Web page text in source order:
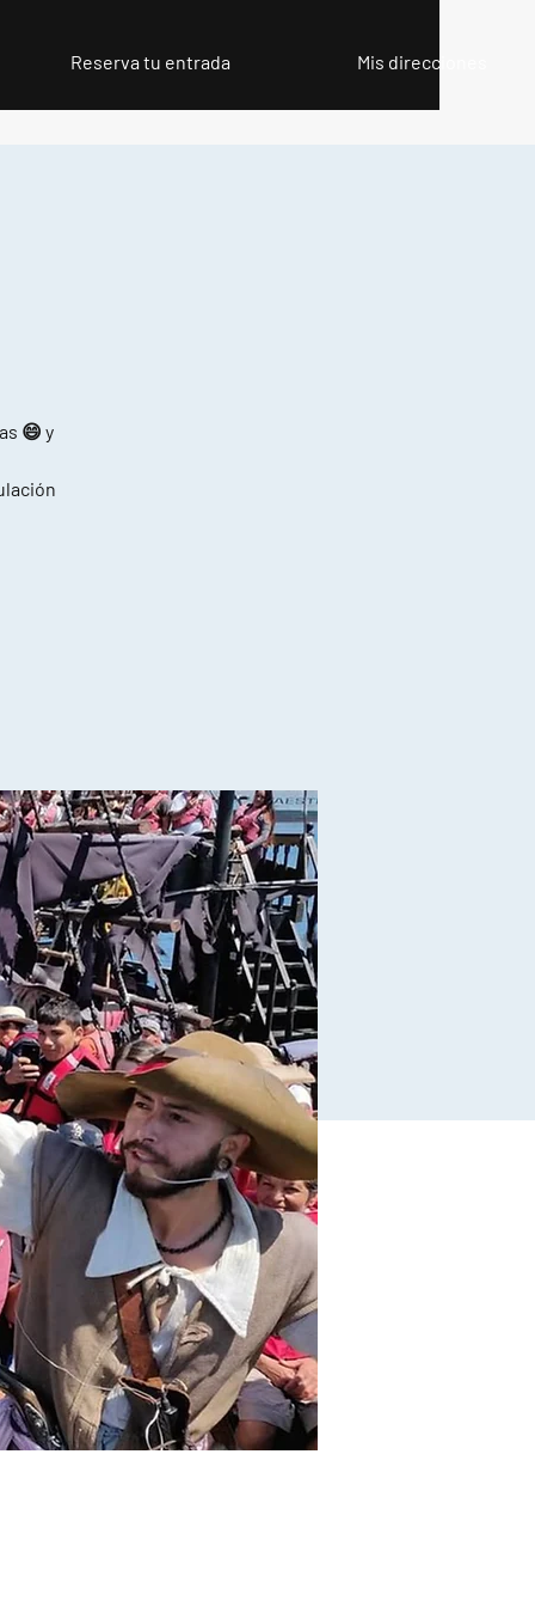
Reserva tu entrada Mis direcciones
😄 y